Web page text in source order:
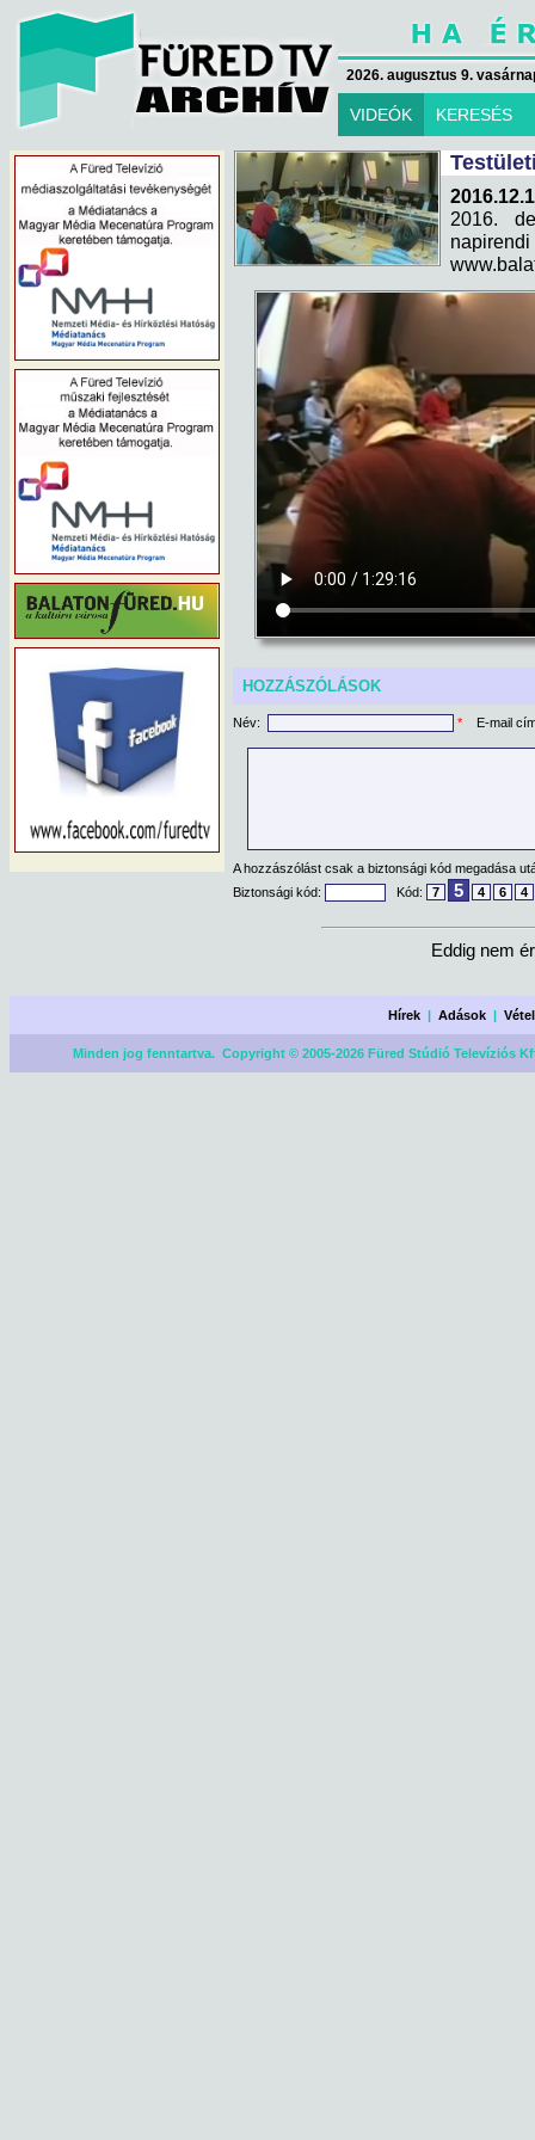
2026. augusztus 9.
VIDEÓK KERESÉS
2016.
HOZZÁSZÓLÁSOK
Név: * E-mail
A hozzászólást csak a biztonsági kód megadása
Biztonsági kód:
Kód: 7 5 4 6 4
Eddig nem
Hírek |Adások |
Minden jog fenntartva. Copyright © 2005-2026 Füred Stúdió Televíziós